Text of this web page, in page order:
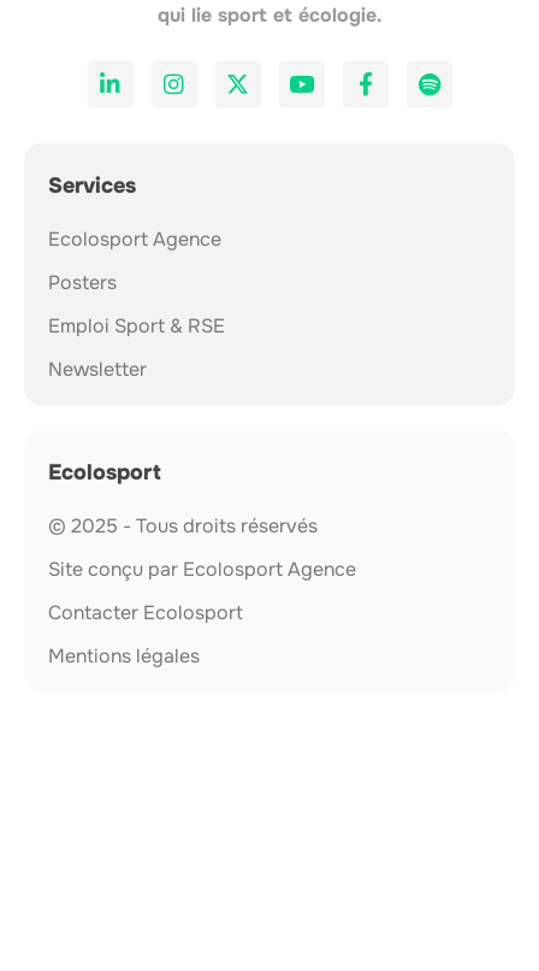
qui lie sport et écologie.
Services
Ecolosport Agence
Posters
Emploi Sport & RSE
Newsletter
Ecolosport
© 2025 - Tous droits réservés
Site conçu par Ecolosport Agence
Contacter Ecolosport
Mentions légales